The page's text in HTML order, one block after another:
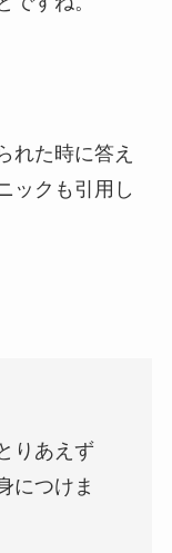
れた時に答え
ックも引用し
りあえず
につけま